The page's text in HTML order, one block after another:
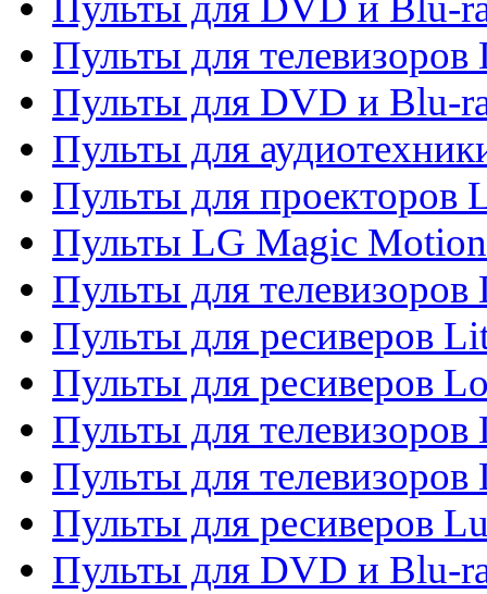
Пульты для телевизоров
Пульты для DVD и Blu-
Пульты для
Пульты для проекторов
Пульты LG Magic Motion
Пульты для
Пульты для ресиверов
Пульты для ресиверов
Пульты для телевизоров
Пульты для
Пульты для ресиверов
Пульты для DVD и Blu-